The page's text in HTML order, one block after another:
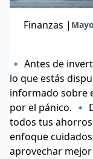
Finanzas |
🔹 Antes de
lo que estás
informado sobre
por el pánico. 🔹
todos tus
enfoque
aprovechar